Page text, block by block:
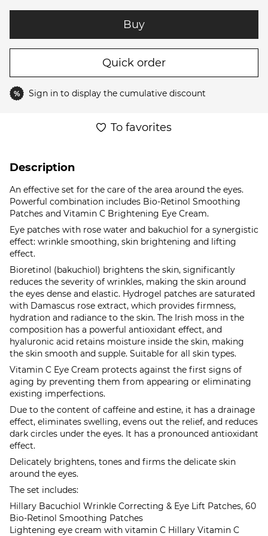
Buy
Quick order
% Sign in to display the cumulative discount
To favorites
Description
An effective set for the care of the area around the eyes.
Powerful combination includes Bio-Retinol Smoothing
Patches and Vitamin C Brightening Eye Cream.
Eye patches with rose water and bakuchiol for a synergistic
effect: wrinkle smoothing, skin brightening and lifting
effect.
Bioretinol (bakuchiol) brightens the skin, significantly
reduces the severity of wrinkles, making the skin around
the eyes dense and elastic. Hydrogel patches are saturated
with Damascus rose extract, which provides firmness,
hydration and radiance to the skin. The Irish moss in the
composition has a powerful antioxidant effect, and
hyaluronic acid retains moisture inside the skin, making
the skin smooth and supple. Suitable for all skin types.
Vitamin C Eye Cream protects against the first signs of
aging by preventing them from appearing or eliminating
existing imperfections.
Due to the content of caffeine and estine, it has a drainage
effect, eliminates swelling, evens out the relief, and reduces
dark circles under the eyes. It has a pronounced antioxidant
effect.
Delicately brightens, tones and firms the delicate skin
around the eyes.
The set includes:
Hillary Bacuchiol Wrinkle Correcting & Eye Lift Patches, 60
Bio-Retinol Smoothing Patches
Lightening eye cream with vitamin C Hillary Vitamin C